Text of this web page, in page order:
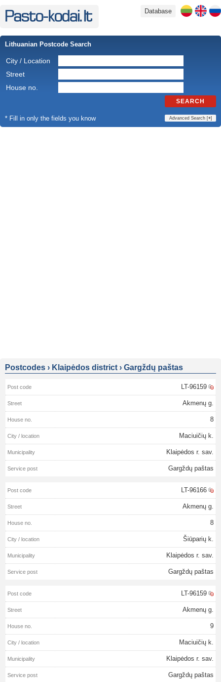
Database
Lithuanian Postcode Search
City / Location
Street
House no.
SEARCH
* Fill in only the fields you know Advanced Search [+]
Postcodes › Klaipėdos district › Gargždų paštas
LT-96159
Akmenų g.
8
Maciuičių k.
Klaipėdos r. sav.
Gargždų paštas
LT-96166
Akmenų g.
8
Šiūparių k.
Klaipėdos r. sav.
Gargždų paštas
LT-96159
Akmenų g.
9
Maciuičių k.
Klaipėdos r. sav.
Gargždų paštas